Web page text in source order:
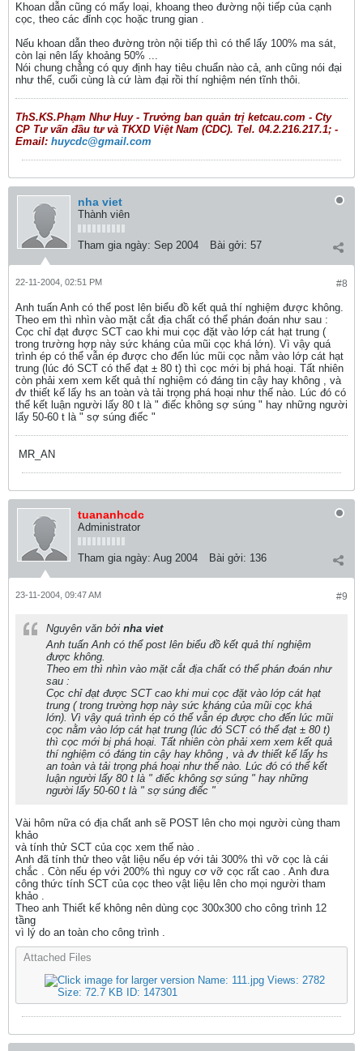
Khoan dẫn cũng có mấy loại, khoang theo đường nội tiếp của cạnh
cọc, theo các đỉnh cọc hoặc trung gian .
Nếu khoan dẫn theo đường tròn nội tiếp thì có thể lấy 100% ma sát,
còn lại nên lấy khoảng 50% ...
Nói chung chẳng có quy định hay tiêu chuẩn nào cả, anh cũng nói đại
như thế, cuối cùng là cứ làm đại rồi thí nghiệm nén tĩnh thôi.
ThS.KS.Phạm Như Huy - Trưởng ban quản trị ketcau.com - Cty
CP Tư vấn đầu tư và TKXD Việt Nam (CDC). Tel. 04.2.216.217.1; -
Email: huycdc@gmail.com
nha viet
Thành viên
Tham gia ngày: Sep 2004 Bài gởi: 57
#8
22-11-2004, 02:51 PM
Anh tuấn Anh có thể post lên biểu đồ kết quả thí nghiệm được không.
Theo em thì nhìn vào mặt cắt địa chất có thể phán đoán như sau :
Cọc chỉ đạt được SCT cao khi mui cọc đặt vào lớp cát hạt trung (
trong trường hợp này sức kháng của mũi cọc khá lớn). Vì vậy quá
trình ép có thể vẫn ép được cho đến lúc mũi cọc nằm vào lớp cát hạt
trung (lúc đó SCT có thể đạt ± 80 t) thì cọc mới bị phá hoại. Tất nhiên
còn phải xem xem kết quả thí nghiệm có đáng tin cậy hay không , và
đv thiết kế lấy hs an toàn và tải trọng phá hoại như thế nào. Lúc đó có
thể kết luận người lấy 80 t là " điếc không sợ súng " hay những người
lấy 50-60 t là " sợ súng điếc "
MR_AN
tuananhcdc
Administrator
Tham gia ngày: Aug 2004 Bài gởi: 136
#9
23-11-2004, 09:47 AM
Nguyên văn bởi nha viet
Anh tuấn Anh có thể post lên biểu đồ kết quả thí nghiệm
được không.
Theo em thì nhìn vào mặt cắt địa chất có thể phán đoán như
sau :
Cọc chỉ đạt được SCT cao khi mui cọc đặt vào lớp cát hạt
trung ( trong trường hợp này sức kháng của mũi cọc khá
lớn). Vì vậy quá trình ép có thể vẫn ép được cho đến lúc mũi
cọc nằm vào lớp cát hạt trung (lúc đó SCT có thể đạt ± 80 t)
thì cọc mới bị phá hoại. Tất nhiên còn phải xem xem kết quả
thí nghiệm có đáng tin cậy hay không , và đv thiết kế lấy hs
an toàn và tải trọng phá hoại như thế nào. Lúc đó có thể kết
luận người lấy 80 t là " điếc không sợ súng " hay những
người lấy 50-60 t là " sợ súng điếc "
Vài hôm nữa có địa chất anh sẽ POST lên cho mọi người cùng tham
khảo
và tính thử SCT của cọc xem thế nào .
Anh đã tính thử theo vật liệu nếu ép với tải 300% thì vỡ cọc là cái
chắc . Còn nếu ép với 200% thì nguy cơ vỡ cọc rất cao . Anh đưa
công thức tính SCT của cọc theo vật liệu lên cho mọi người tham
khảo .
Theo anh Thiết kế không nên dùng cọc 300x300 cho công trình 12
tầng
vì lý do an toàn cho công trình .
Attached Files